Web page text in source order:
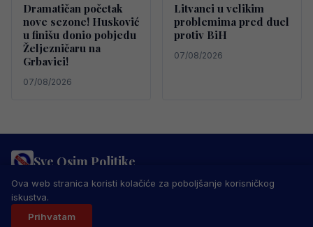
Dramatičan početak
nove sezone! Husković
u finišu donio pobjedu
Željezničaru na
Grbavici!
07/08/2026
Litvanci u velikim
problemima pred duel
protiv BiH
07/08/2026
Sve Osim Politike
PRAVILA PRIVATNOSTI MARKETING
USLOVI KORIŠTENJA
IMPRESSUM
© 2026 Sve Osim Politike. Sva prava zadržana.
Ova web stranica koristi kolačiće za poboljšanje korisničkog
iskustva.
Prihvatam